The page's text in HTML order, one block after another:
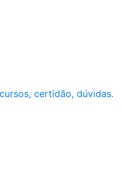
certidão, dúvidas.